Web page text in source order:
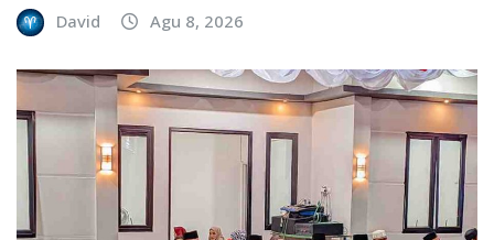
David Agu 8, 2026